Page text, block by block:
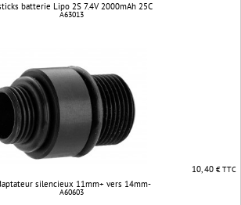
batterie Lipo 2S 7.4V 2000mAh 25C
A63013
10, 40€ TTC
silencieux 11mm+ vers 14mm-
A60603